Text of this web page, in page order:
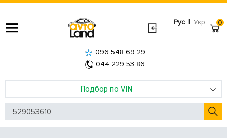
Рус | Укр
Подбор по VIN
096 548 69 29
044 229 53 86
0